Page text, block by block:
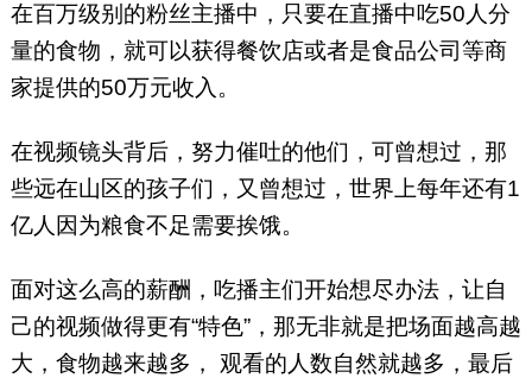
在百万级别的粉丝主播中，只要在直播中吃50人分
量的食物，就可以获得餐饮店或者是食品公司等商
家提供的50万元收入。
在视频镜头背后，努力催吐的他们，可曾想过，那
些远在山区的孩子们，又曾想过，世界上每年还有1
亿人因为粮食不足需要挨饿。
面对这么高的薪酬，吃播主们开始想尽办法，让自
己的视频做得更有“特色”，那无非就是把场面越高越
大，食物越来越多， 观看的人数自然就越多，最后